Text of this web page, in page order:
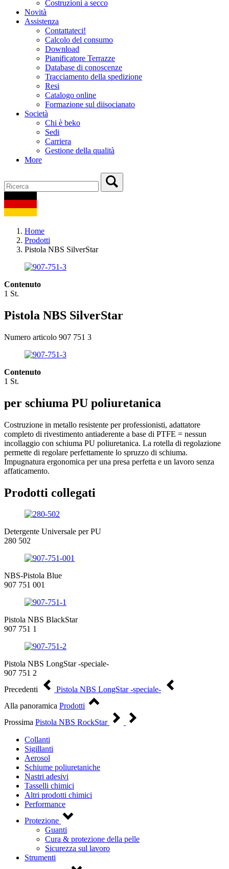
Costruzioni a secco
Novità
Assistenza
Contattateci!
Calcolo del consumo
Download
Pianificatore Terrazze
Database di conoscenze
Tracciamento della spedizione
Resi
Catalogo online
Formazione sul diisocianato
Società
Chi è beko
Sedi
Carriera
Gestione della qualità
More
Home
Prodotti
Pistola NBS SilverStar
Contenuto
1 St.
Pistola NBS SilverStar
Numero articolo 907 751 3
Contenuto
1 St.
per schiuma PU poliuretanica
Costruzione in metallo resistente per professionisti, adattatore
completo di rivestimento antiaderente a base di PTFE = nessun
incollaggio con schiuma PU poliuretanica. La rotella di regolazione
permette di regolare perfettamente lo spruzzo di schiuma.
Impugnatura ergonomica per una presa perfetta e un lavoro senza
affaticamento.
Prodotti collegati
Detergente Universale per PU
280 502
NBS-Pistola Blue
907 751 001
Pistola NBS BlackStar
907 751 1
Pistola NBS LongStar -speciale-
907 751 2
Precedenti
Pistola NBS LongStar -speciale-
Alla panoramica Prodotti
Prossima Pistola NBS RockStar
Collanti
Sigillanti
Aerosol
Schiume poliuretaniche
Nastri adesivi
Tasselli chimici
Altri prodotti chimici
Performance
Protezione
Guanti
Cura & protezione della pelle
Sicurezza sul lavoro
Strumenti